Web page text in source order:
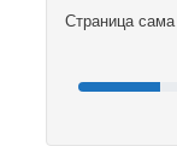
Страница сама